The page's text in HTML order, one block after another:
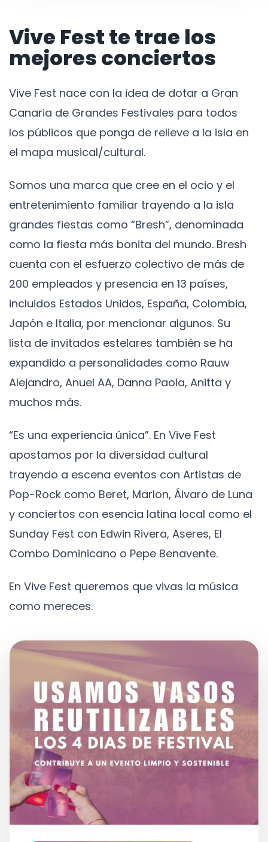
Vive Fest te trae los
mejores conciertos
Vive Fest nace con la idea de dotar a Gran
Canaria de Grandes Festivales para todos
los públicos que ponga de relieve a la isla en
el mapa musical/cultural.
Somos una marca que cree en el ocio y el
entretenimiento familiar trayendo a la isla
grandes fiestas como “Bresh”, denominada
como la fiesta más bonita del mundo. Bresh
cuenta con el esfuerzo colectivo de más de
200 empleados y presencia en 13 países,
incluidos Estados Unidos, España, Colombia,
Japón e Italia, por mencionar algunos. Su
lista de invitados estelares también se ha
expandido a personalidades como Rauw
Alejandro, Anuel AA, Danna Paola, Anitta y
muchos más.
“Es una experiencia única”. En Vive Fest
apostamos por la diversidad cultural
trayendo a escena eventos con Artistas de
Pop-Rock como Beret, Marlon, Álvaro de Luna
y conciertos con esencia latina local como el
Sunday Fest con Edwin Rivera, Aseres, El
Combo Dominicano o Pepe Benavente.
En Vive Fest queremos que vivas la música
como mereces.